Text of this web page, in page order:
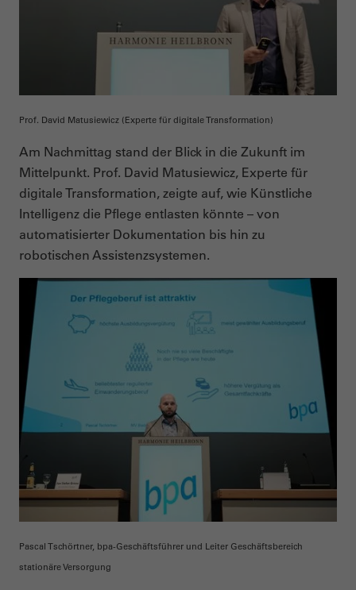
Prof. David Matusiewicz (Experte für digitale Transformation)
Am Nachmittag stand der Blick in die Zukunft im
Mittelpunkt. Prof. David Matusiewicz, Experte für
digitale Transformation, zeigte auf, wie Künstliche
Intelligenz die Pflege entlasten könnte – von
automatisierter Dokumentation bis hin zu
robotischen Assistenzsystemen.
Pascal Tschörtner, bpa-Geschäftsführer und Leiter Geschäftsbereich
stationäre Versorgung